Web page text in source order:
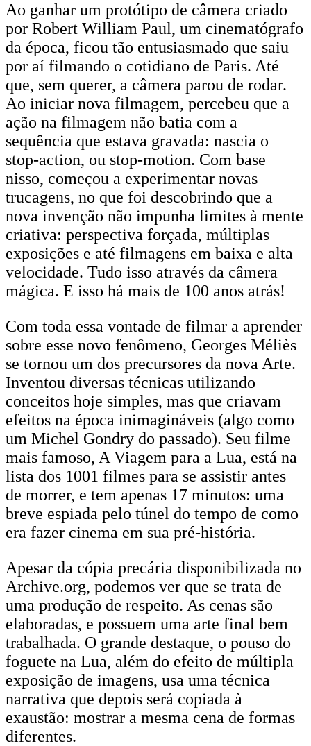
Ao ganhar um protótipo de câmera criado
por Robert William Paul, um cinematógrafo
da época, ficou tão entusiasmado que saiu
por aí filmando o cotidiano de Paris. Até
que, sem querer, a câmera parou de rodar.
Ao iniciar nova filmagem, percebeu que a
ação na filmagem não batia com a
sequência que estava gravada: nascia o
stop-action, ou stop-motion. Com base
nisso, começou a experimentar novas
trucagens, no que foi descobrindo que a
nova invenção não impunha limites à mente
criativa: perspectiva forçada, múltiplas
exposições e até filmagens em baixa e alta
velocidade. Tudo isso através da câmera
mágica. E isso há mais de 100 anos atrás!
Com toda essa vontade de filmar a aprender
sobre esse novo fenômeno, Georges Méliès
se tornou um dos precursores da nova Arte.
Inventou diversas técnicas utilizando
conceitos hoje simples, mas que criavam
efeitos na época inimagináveis (algo como
um Michel Gondry do passado). Seu filme
mais famoso, A Viagem para a Lua, está na
lista dos 1001 filmes para se assistir antes
de morrer, e tem apenas 17 minutos: uma
breve espiada pelo túnel do tempo de como
era fazer cinema em sua pré-história.
Apesar da cópia precária disponibilizada no
Archive.org, podemos ver que se trata de
uma produção de respeito. As cenas são
elaboradas, e possuem uma arte final bem
trabalhada. O grande destaque, o pouso do
foguete na Lua, além do efeito de múltipla
exposição de imagens, usa uma técnica
narrativa que depois será copiada à
exaustão: mostrar a mesma cena de formas
diferentes.